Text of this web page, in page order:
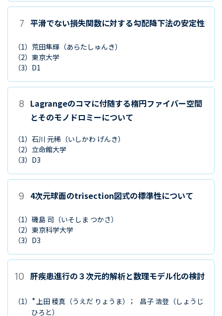
7 平滑でない損失関数に対する勾配降下法の安定性
（1） 荒田隼輝 （あらたしゅんき）
（2） 東京大学
（3） D1
8 Lagrangeのコマに付随する楕円ファイバー空間
とそのモノドロミーについて
（1） 石川 元稀 （いしかわ げんき）
（2） 立命館大学
（3） D3
9 4次元球面のtrisection図式の標準性について
（1） 磯島 司 （いそしま つかさ）
（2） 東京科学大学
（3） D3
10 肝疾患進行の３次元的解析と数理モデル化の検討
（1） *上田 稜真 （うえだ りょうま） 昌子 浩登 （しょうじ
ひろと）